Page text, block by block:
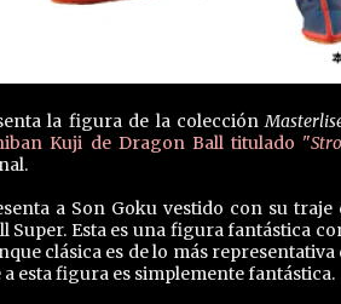
la figura de la colección
Kuji de Dragon Ball titulado "
a Son Goku vestido con su
Super. Esta es una figura fantástica
clásica es de lo más
esta figura es simplemente fantástica.